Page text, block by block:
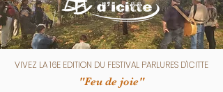
VIVEZ LA 16E EDITION DU FESTIVAL PARLURES D'ICITTE
"Feu de joie"